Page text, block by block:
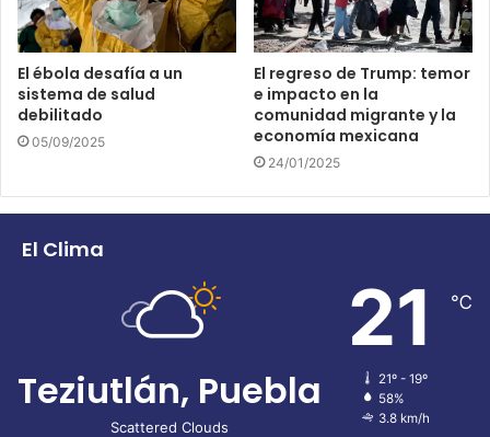
El ébola desafía a un
sistema de salud
debilitado
05/09/2025
El regreso de Trump: temor
e impacto en la
comunidad migrante y la
economía mexicana
24/01/2025
El Clima
Teziutlán, Puebla
Scattered Clouds
21 ℃
21º - 19º
58%
3.8 km/h